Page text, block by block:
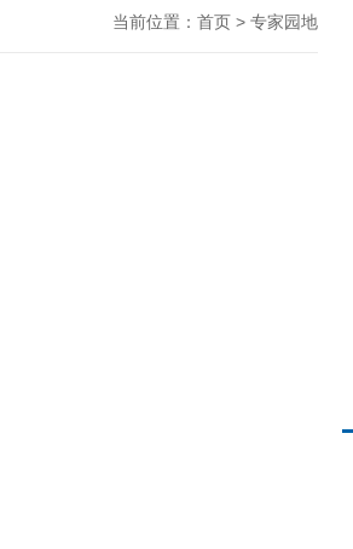
当前位置： 首页 > 专家园地